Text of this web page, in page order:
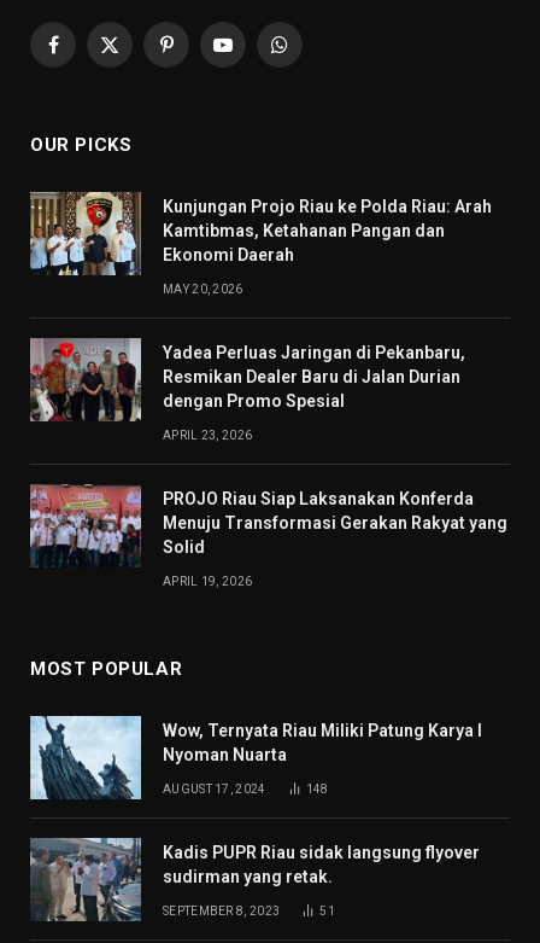
Facebook
X
PinterestYouTubeWhatsApp
OUR PICKS
Kunjungan Projo Riau ke Polda Riau: Arah
Kamtibmas, Ketahanan Pangan dan
Ekonomi Daerah
MAY 20, 2026
Yadea Perluas Jaringan di Pekanbaru,
Resmikan Dealer Baru di Jalan Durian
dengan Promo Spesial
APRIL 23, 2026
PROJO Riau Siap Laksanakan Konferda
Menuju Transformasi Gerakan Rakyat yang
Solid
APRIL 19, 2026
MOST POPULAR
Wow, Ternyata Riau Miliki Patung Karya I
Nyoman Nuarta
AUGUST 17, 2024 148
Kadis PUPR Riau sidak langsung flyover
sudirman yang retak.
SEPTEMBER 8, 2023 51